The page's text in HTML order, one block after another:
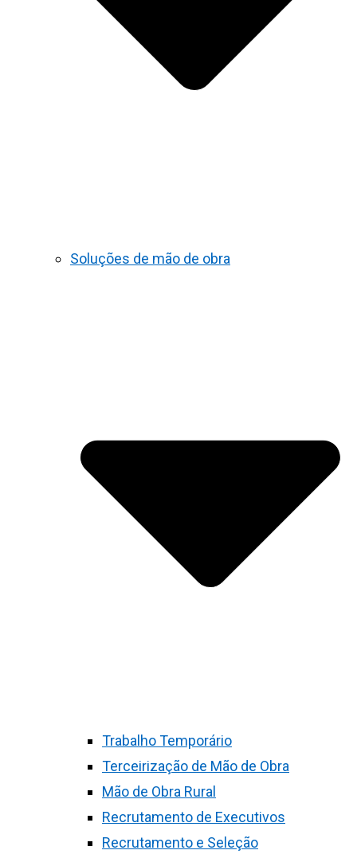
Soluções de mão de obra
Trabalho Temporário
Terceirização de Mão de Obra
Mão de Obra Rural
Recrutamento de Executivos
Recrutamento e Seleção